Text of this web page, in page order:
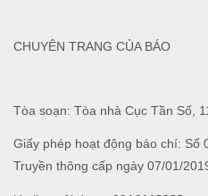
Tòa soạn: Tòa nhà Cục Tần Số,
Giấy phép hoạt động báo chí: Số
Truyền thông cấp ngày 07/01/
CHUYÊN TRANG CỦA BÁO